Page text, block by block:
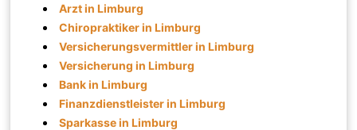
Arzt in Limburg
Chiropraktiker in Limburg
Versicherungsvermittler in Limburg
Versicherung in Limburg
Bank in Limburg
Finanzdienstleister in Limburg
Sparkasse in Limburg